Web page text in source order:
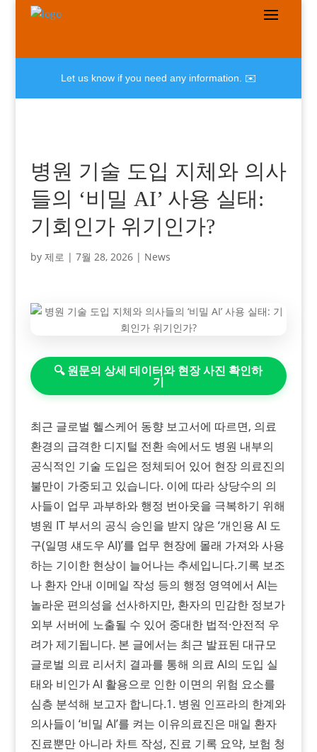
Let us know if you need any information. ✉️
병원 기술 도입 지체와 의사
들의 ‘비밀 AI’ 사용 실태:
기회인가 위기인가?
by 제로 | 7월 28, 2026| News
🔍 원문의 상세 데이터와 현장 사진 확인하
기
최근 글로벌 헬스케어 동향 보고서에 따르면, 의료
환경의 급격한 디지털 전환 속에서도 병원 내부의
공식적인 기술 도입은 정체되어 있어 현장 의료진의
불만이 가중되고 있습니다. 이에 따라 상당수의 의
사들이 업무 과부하와 행정 번아웃을 극복하기 위해
병원 IT 부서의 공식 승인을 받지 않은 ‘개인용 AI 도
구(일명 섀도우 AI)’를 업무 현장에 몰래 가져와 사용
하는 기이한 현상이 늘어나는 추세입니다.​기록 보조
나 환자 안내 이메일 작성 등의 행정 영역에서 AI는
놀라운 편의성을 선사하지만, 환자의 민감한 정보가
외부 서버에 노출될 수 있어 중대한 법적·안전적 우
려가 제기됩니다. 본 글에서는 최근 발표된 대규모
글로벌 의료 리서치 결과를 통해 의료 AI의 도입 실
태와 비인가 AI 활용으로 인한 이면의 위험 요소를
심층 분석해 보고자 합니다.​1. 병원 인프라의 한계와
의사들이 ‘비밀 AI’를 켜는 이유의료진은 매일 환자
진료뿐만 아니라 차트 작성, 진료 기록 요약, 보험 청